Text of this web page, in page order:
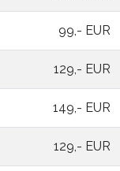
99,- EUR
129,- EUR
149,- EUR
129,- EUR